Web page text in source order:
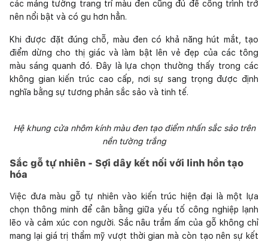
các mảng tường trang trí màu đen cũng đủ để công trình trở
nên nổi bật và có gu hơn hẳn.
Khi được đặt đúng chỗ, màu đen có khả năng hút mắt, tạo
điểm dừng cho thị giác và làm bật lên vẻ đẹp của các tông
màu sáng quanh đó. Đây là lựa chọn thường thấy trong các
không gian kiến trúc cao cấp, nơi sự sang trọng được định
nghĩa bằng sự tương phản sắc sảo và tinh tế.
Hệ khung cửa nhôm kính màu đen tạo điểm nhấn sắc sảo trên
nền tường trắng
Sắc gỗ tự nhiên - Sợi dây kết nối với linh hồn tạo
hóa
Việc đưa màu gỗ tự nhiên vào kiến trúc hiện đại là một lựa
chọn thông minh để cân bằng giữa yếu tố công nghiệp lạnh
lẽo và cảm xúc con người. Sắc nâu trầm ấm của gỗ không chỉ
mang lại giá trị thẩm mỹ vượt thời gian mà còn tạo nên sự kết